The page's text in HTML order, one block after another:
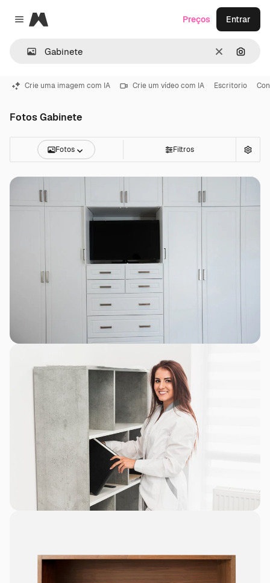
Close menu
Magnific
Limpar
Preços Entrar
Crie uma imagem com IA Crie um vídeo com IA Escritorio
Fotos Gabinete
Fotos Filtros